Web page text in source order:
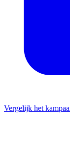
Vergelijk het